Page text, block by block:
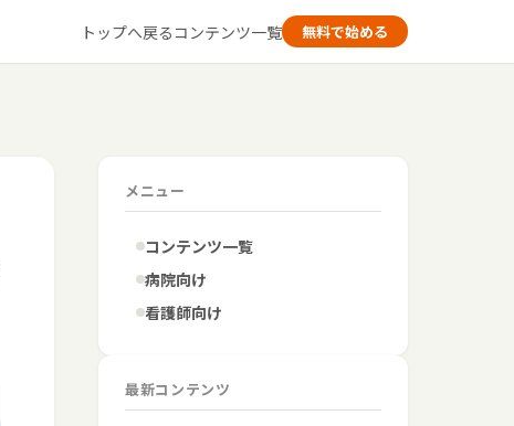
トップへ戻るコンテンツ一覧 無料で始める
メニュー
コンテンツ一覧
病院向け
看護師向け
最新コンテンツ